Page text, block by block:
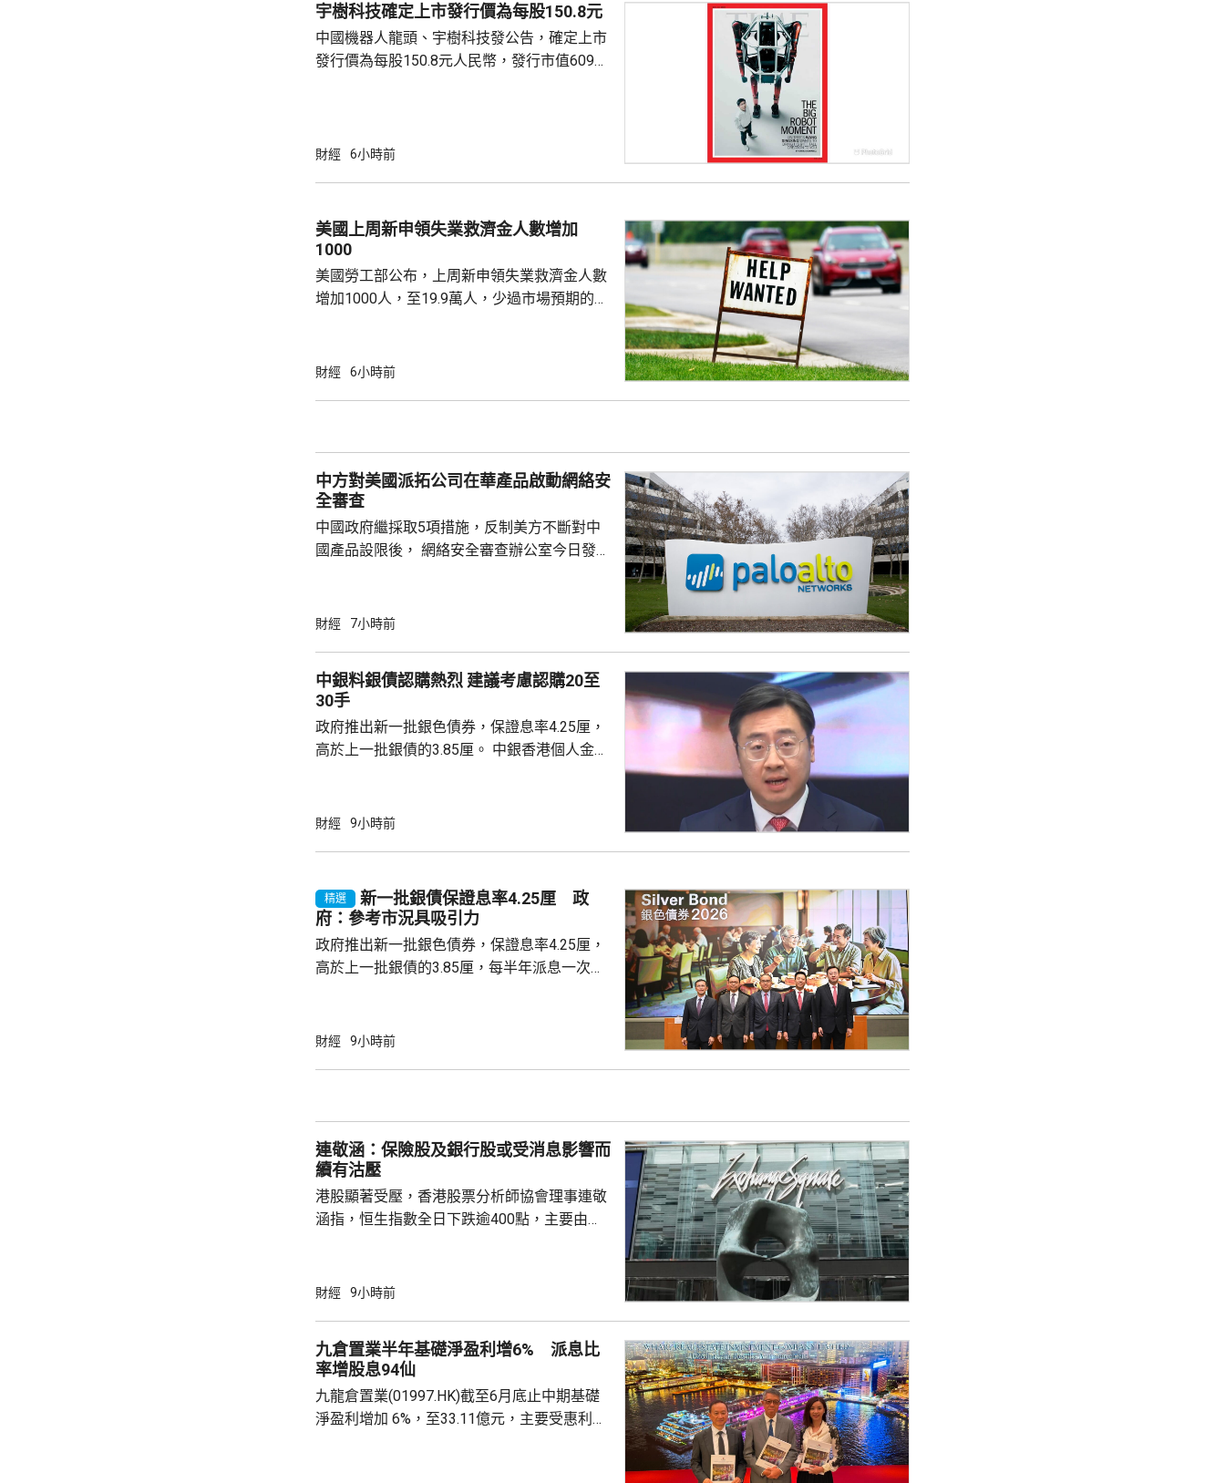
宇樹科技確定上市發行價為每股150.8元
中國機器人龍頭、宇樹科技發公告，確定上市
發行價為每股150.8元人民幣，發行市值609億
開發行新股4040多萬股，擬發行數量佔發行後
戰略配售數量約為809萬股。發行完成後，宇
樹科技總股本...
財經 6小時前
美國上周新申領失業救濟金人數增加
1000
美國勞工部公布，上周新申領失業救濟金人數
增加1000人，至19.9萬人，少過市場預期的
19.8萬。
財經 6小時前
中方對美國派拓公司在華產品啟動網絡安
全審查
中國政府繼採取5項措施，反制美方不斷對中
國產品設限後， 網絡安全審查辦公室今日發公
公告指，為保障關鍵信息基礎設施安全穩定運
拓產品實施網絡安全審查。 商務部昨日宣布對
美國採取5項反制措施，包括加強無人機相關
兩用物項對出口管...
財經 7小時前
中銀料銀債認購熱烈 建議考慮認購20至
30手
政府推出新一批銀色債券，保證息率4.25厘，
高於上一批銀債的3.85厘。 中銀香港個人金融
帶動股市和債市波動，令風險較低及收益穩定
引。他指，近年銀色債券的認購反應熱烈，每
年超過30萬人參與，預料今次認購人數會更
多，建議市民可考慮購買20...
財經 9小時前
精選
新一批銀債保證息率4.25厘 政
府：參考市況具吸引力
政府推出新一批銀色債券，保證息率4.25厘，
高於上一批銀債的3.85厘，每半年派息一次。
100手債券；持有有效香港身份證、1967年或
額上調至最多550億元。 財經事務及庫務局局
長許...
財經 9小時前
連敬涵：保險股及銀行股或受消息影響而
續有沽壓
港股顯著受壓，香港股票分析師協會理事連敬
涵指，恒生指數全日下跌逾400點，主要由於
滙豐(00005.HK)受消息影響，亦分別跌逾6%及
險公司的內地客相關業務增長有困難，提醒如
果消息再進一步惡化，會繼續為保險股及銀行
股...
財經 9小時前
九倉置業半年基礎淨盈利增6% 派息比
率增股息94仙
九龍倉置業(01997.HK)截至6月底止中期基礎
淨盈利增加 6%，至33.11億元，主要受惠利息